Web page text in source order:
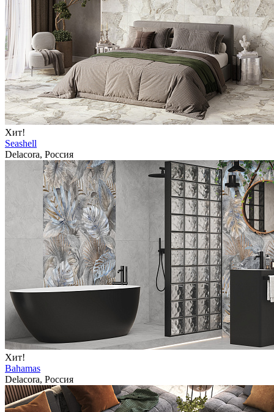
Хит!
Seashell
Delacora, Россия
Хит!
Bahamas
Delacora, Россия